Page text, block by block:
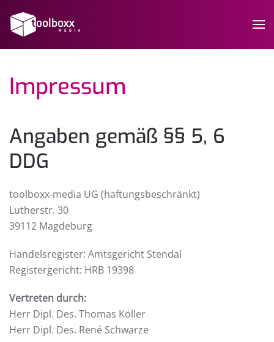
Impressum
Angaben gemäß §§ 5, 6
DDG
toolboxx-media UG (haftungsbeschränkt)
Lutherstr. 30
39112 Magdeburg
Handelsregister: Amtsgericht Stendal
Registergericht: HRB 19398
Vertreten durch:
Herr Dipl. Des. Thomas Köller
Herr Dipl. Des. René Schwarze